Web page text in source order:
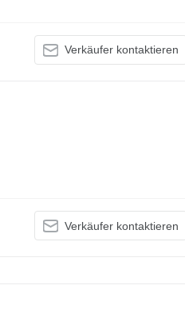
Verkäufer kontaktieren
Verkäufer kontaktieren